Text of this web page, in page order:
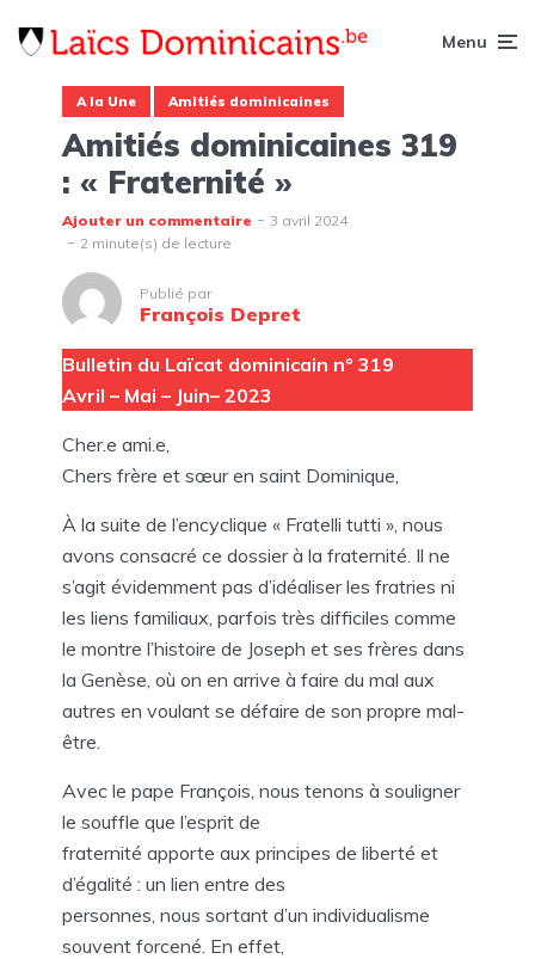
Menu
A la Une Amitiés dominicaines
Amitiés dominicaines 319
: « Fraternité »
Ajouter un commentaire
3 avril 2024
2 minute(s) de lecture
Publié par
François Depret
Bulletin du Laïcat dominicain n° 319
Avril – Mai – Juin– 2023
Cher.e ami.e,
Chers frère et sœur en saint Dominique,
À la suite de l’encyclique « Fratelli tutti », nous
avons consacré ce dossier à la fraternité. Il ne
s’agit évidemment pas d’idéaliser les fratries ni
les liens familiaux, parfois très difficiles comme
le montre l’histoire de Joseph et ses frères dans
la Genèse, où on en arrive à faire du mal aux
autres en voulant se défaire de son propre mal-
être.
Avec le pape François, nous tenons à souligner
le souffle que l’esprit de
fraternité apporte aux principes de liberté et
d’égalité : un lien entre des
personnes, nous sortant d’un individualisme
souvent forcené. En effet,